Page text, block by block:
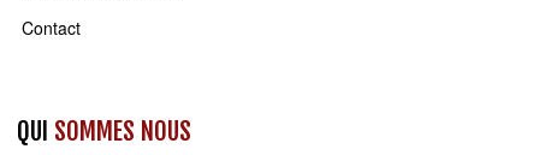
Contact
QUI SOMMES NOUS